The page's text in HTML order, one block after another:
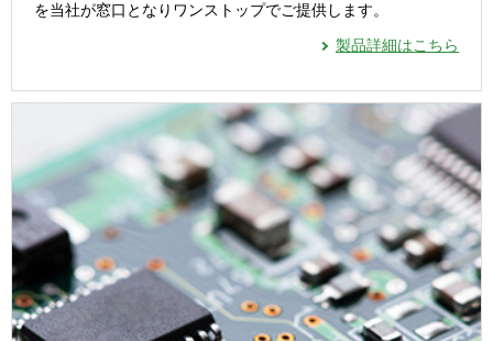
を当社が窓口となりワンストップでご提供します。
製品詳細はこちら